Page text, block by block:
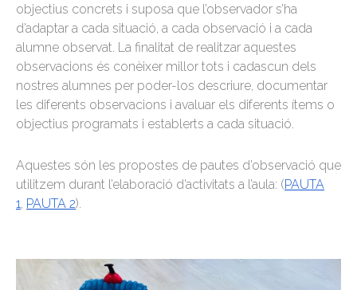
objectius concrets i suposa que l’observador s’ha
d’adaptar a cada situació, a cada observació i a cada
alumne observat. La finalitat de realitzar aquestes
observacions és conèixer millor tots i cadascun dels
nostres alumnes per poder-los descriure, documentar
les diferents observacions i avaluar els diferents ítems o
objectius programats i establerts a cada situació.
Aquestes són les propostes de pautes d’observació que
utilitzem durant l’elaboració d’activitats a l’aula: (PAUTA
1, PAUTA 2).